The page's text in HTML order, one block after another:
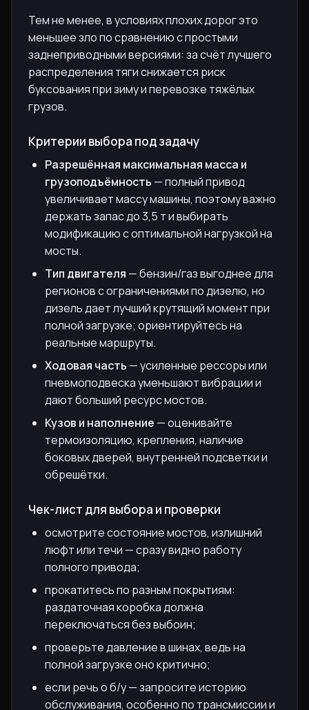
Тем не менее, в условиях плохих дорог это
меньшее зло по сравнению с простыми
заднеприводными версиями: за счёт лучшего
распределения тяги снижается риск
буксования при зиму и перевозке тяжёлых
грузов.
Критерии выбора под задачу
Разрешённая максимальная масса и
грузоподъёмность — полный привод
увеличивает массу машины, поэтому важно
держать запас до 3,5 т и выбирать
модификацию с оптимальной нагрузкой на
мосты.
Тип двигателя — бензин/газ выгоднее для
регионов с ограничениями по дизелю, но
дизель дает лучший крутящий момент при
полной загрузке; ориентируйтесь на
реальные маршруты.
Ходовая часть — усиленные рессоры или
пневмоподвеска уменьшают вибрации и
дают больший ресурс мостов.
Кузов и наполнение — оценивайте
термоизоляцию, крепления, наличие
боковых дверей, внутренней подсветки и
обрешётки.
Чек-лист для выбора и проверки
осмотрите состояние мостов, излишний
люфт или течи — сразу видно работу
полного привода;
прокатитесь по разным покрытиям:
раздаточная коробка должна
переключаться без выбоин;
проверьте давление в шинах, ведь на
полной загрузке оно критично;
если речь о б/у — запросите историю
обслуживания, особенно по трансмиссии и